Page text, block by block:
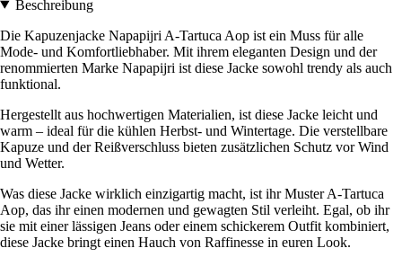
Beschreibung
Die Kapuzenjacke Napapijri A-Tartuca Aop ist ein Muss für alle
Mode- und Komfortliebhaber. Mit ihrem eleganten Design und der
renommierten Marke Napapijri ist diese Jacke sowohl trendy als auch
funktional.
Hergestellt aus hochwertigen Materialien, ist diese Jacke leicht und
warm – ideal für die kühlen Herbst- und Wintertage. Die verstellbare
Kapuze und der Reißverschluss bieten zusätzlichen Schutz vor Wind
und Wetter.
Was diese Jacke wirklich einzigartig macht, ist ihr Muster A-Tartuca
Aop, das ihr einen modernen und gewagten Stil verleiht. Egal, ob ihr
sie mit einer lässigen Jeans oder einem schickerem Outfit kombiniert,
diese Jacke bringt einen Hauch von Raffinesse in euren Look.